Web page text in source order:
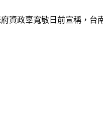
資政辜寬敏日前宣稱，